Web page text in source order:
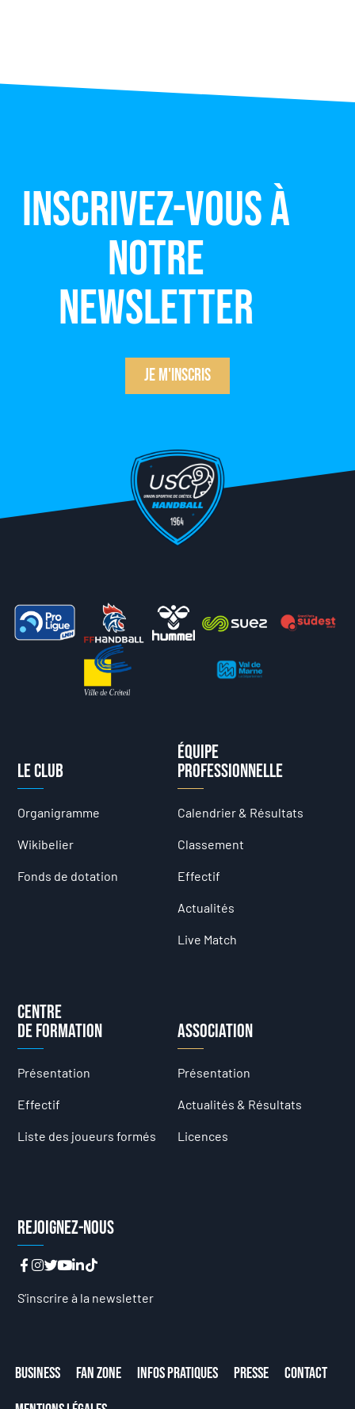
Inscrivez-vous à
notre
newsletter
Je m'inscris
Le club
Organigramme
Wikibelier
Fonds de dotation
Équipe
professionnelle
Calendrier & Résultats
Classement
Effectif
Actualités
Live Match
Centre
de formation
Présentation
Effectif
Liste des joueurs formés
Association
Présentation
Actualités & Résultats
Licences
Rejoignez-nous
S’inscrire à la newsletter
Business Fan Zone Infos Pratiques Presse
Contact